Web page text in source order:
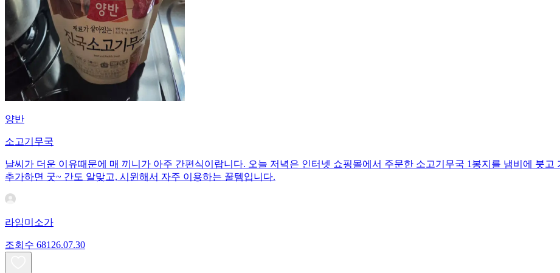
양반
소고기무국
날씨가 더운 이유때문에 매 끼니가 아주 간편식이랍니다. 오늘 저녁은 인터넷 쇼핑몰에서 주문한 소고기무국 1봉지를 냄비에 붓
추가하면 굿~ 간도 알맞고, 시윈해서 자주 이용하는 꿀템입니다.
라임미소가
조회수 681 26.07.30